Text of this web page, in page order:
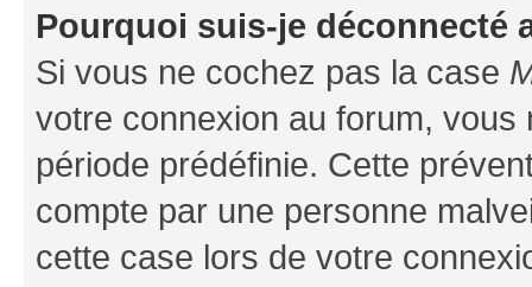
Pourquoi suis-je déconnecté
Si vous ne cochez pas la case
votre connexion au forum,
période prédéfinie. Cette
compte par une personne
cette case lors de votre